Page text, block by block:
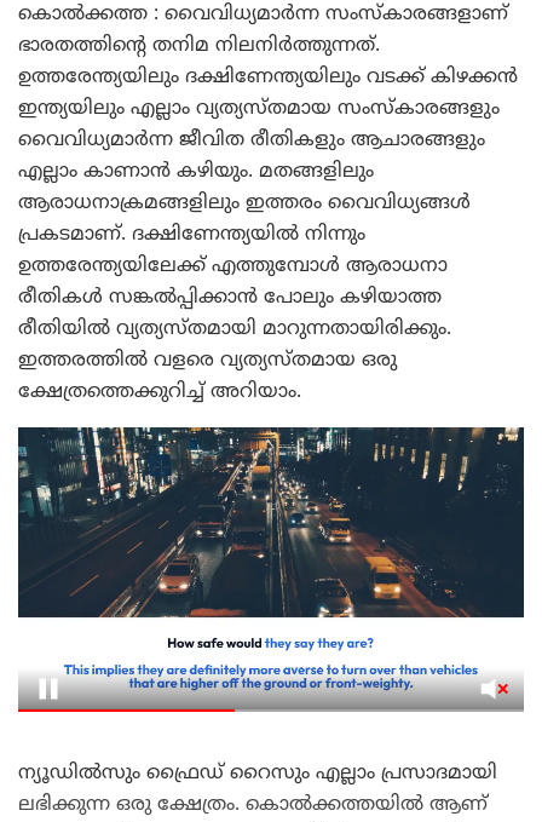
കൊൽക്കത്ത : വൈവിധ്യമാർന്ന സംസ്കാരങ്ങളാണ്
ഭാരതത്തിന്റെ തനിമ നിലനിർത്തുന്നത്.
ഉത്തരേന്ത്യയിലും ദക്ഷിണേന്ത്യയിലും വടക്ക് കിഴക്കൻ
ഇന്ത്യയിലും എല്ലാം വ്യത്യസ്തമായ സംസ്കാരങ്ങളും
വൈവിധ്യമാർന്ന ജീവിത രീതികളും ആചാരങ്ങളും
എല്ലാം കാണാൻ കഴിയും. മതങ്ങളിലും
ആരാധനാക്രമങ്ങളിലും ഇത്തരം വൈവിധ്യങ്ങൾ
പ്രകടമാണ്. ദക്ഷിണേന്ത്യയിൽ നിന്നും
ഉത്തരേന്ത്യയിലേക്ക് എത്തുമ്പോൾ ആരാധനാ
രീതികൾ സങ്കൽപ്പിക്കാൻ പോലും കഴിയാത്ത
രീതിയിൽ വ്യത്യസ്തമായി മാറുന്നതായിരിക്കും.
ഇത്തരത്തിൽ വളരെ വ്യത്യസ്തമായ ഒരു
ക്ഷേത്രത്തെക്കുറിച്ച് അറിയാം.
ന്യൂഡിൽസും ഫ്രൈഡ് റൈസും എല്ലാം പ്രസാദമായി
ലഭിക്കുന്ന ഒരു ക്ഷേത്രം. കൊൽക്കത്തയിൽ ആണ്